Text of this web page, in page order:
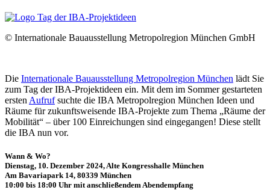
© Internationale Bauausstellung Metropolregion München GmbH
Die Internationale Bauausstellung Metropolregion München lädt Sie
zum Tag der IBA-Projektideen ein. Mit dem im Sommer gestarteten
ersten Aufrufsuchte die IBA Metropolregion München Ideen und
Räume für zukunftsweisende IBA-Projekte zum Thema „Räume der
Mobilität“ – über 100 Einreichungen sind eingegangen! Diese stellt
die IBA nun vor.
Wann & Wo?
Dienstag, 10. Dezember 2024, Alte Kongresshalle München
Am Bavariapark 14, 80339 München
10:00 bis 18:00 Uhr mit anschließendem Abendempfang